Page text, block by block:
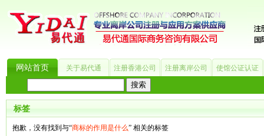
网站首页 关于易代通 注册香港公司 注册离岸公司 使馆公证认证
热门搜索：_? 美国公司 BVI公司 英国公司 银行开户 香港公司 商标注册
标签
抱歉，没有找到与“商标的作用是什么” 相关的标签